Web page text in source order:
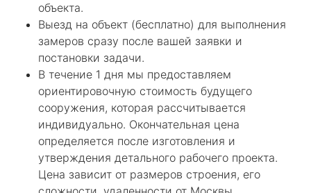
объекта.
Выезд на объект (бесплатно) для выполнения
замеров сразу после вашей заявки и
постановки задачи.
В течение 1 дня мы предоставляем
ориентировочную стоимость будущего
сооружения, которая рассчитывается
индивидуально. Окончательная цена
определяется после изготовления и
утверждения детального рабочего проекта.
Цена зависит от размеров строения, его